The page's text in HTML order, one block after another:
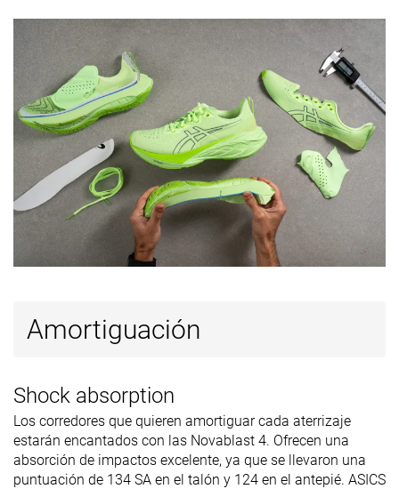
Anchuras
Estándar
Estándar
Ancho
Orthotic
friendly
✓ ✓
Estación
Todas las
estaciones
Verano
Todas las
estaciones
Verano
Todas las
estaciones
Removable
✓
Clasificación #102 Top 17% #3 Top 1% #141 Top 38%
Amortiguación
Shock absorption
Los corredores que quieren amortiguar cada aterrizaje
estarán encantados con las Novablast 4. Ofrecen una
absorción de impactos excelente, ya que se llevaron una
puntuación de 134 SA en el talón y 124 en el antepié. ASICS